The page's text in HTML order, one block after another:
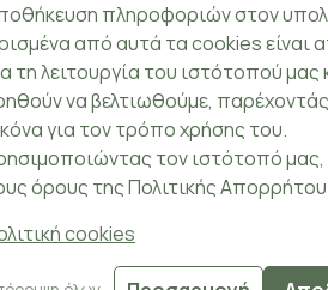
Πληρωμής
Αποστολής
Προϊόντων
ΓΕΜΗ: 148204106000
πληροφοριών στον
από αυτά τα cookies είναι
τη λειτουργία του ιστότοπού μας
να βελτιωθούμε,
για τον τρόπο χρήσης του.
τον ιστότοπό
όρους της Πολιτικής
cookies